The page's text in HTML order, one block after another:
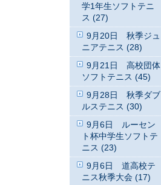
学1年生ソフトテニ
ス (27)
9月20日 秋季ジュ
ニアテニス (28)
9月21日 高校団体
ソフトテニス (45)
9月28日 秋季ダブ
ルステニス (30)
9月6日 ルーセン
ト杯中学生ソフトテ
ニス (23)
9月6日 道高校テ
ニス秋季大会 (17)